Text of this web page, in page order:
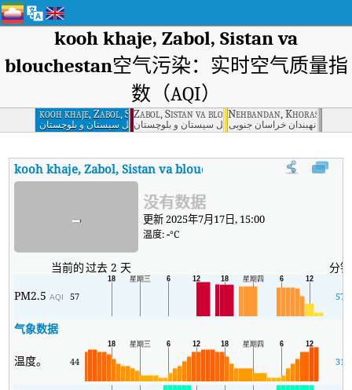
kooh khaje, Zabol, Sistan va
blouchestan空气污染：实时空气质量指
数（AQI）
kooh khaje, Zabol, Sistan va blouchestan
کوه خواجه زابل سیستان و بلوچستان
Zabol, Sistan va blouchestan
زابل سیستان و بلوچستان
Nehbandan, Khorasan
نهبندان خراسان جنوبی
kooh khaje, Zabol, Sistan va blouchestan kooh khaje,
- 没有数据
更新 2025年7月17日, 15:00
温度:-°C
当前的过去 2 天
分钟
PM2.5AQI 57 57
气象数据
温度。 44 31